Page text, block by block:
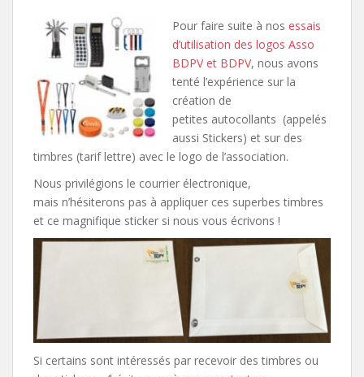
Pour faire suite à nos essais
d’utilisation des logos Asso
BDPV et BDPV, nous avons
tenté l’expérience sur la
création de
petites autocollants (appelés
aussi Stickers) et sur des
timbres (tarif lettre) avec le logo de l’association.
Nous privilégions le courrier électronique,
mais n’hésiterons pas à appliquer ces superbes timbres
et ce magnifique sticker si nous vous écrivons !
Si certains sont intéressés par recevoir des timbres ou